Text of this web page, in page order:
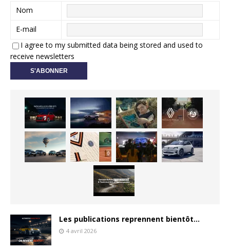
Nom
E-mail
I agree to my submitted data being stored and used to
receive newsletters
Les publications reprennent bientôt…
4 avril 2026